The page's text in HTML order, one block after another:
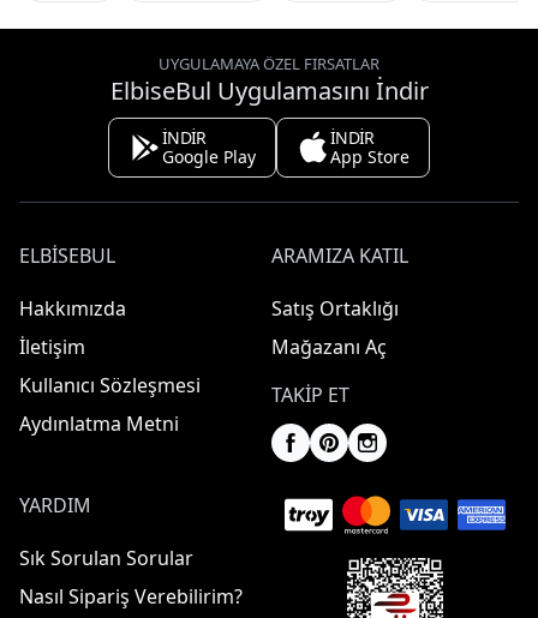
UYGULAMAYA ÖZEL FIRSATLAR
ElbiseBul Uygulamasını İndir
İNDİR
Google Play
İNDİR
App Store
ELBISEBUL
Hakkımızda
İletişim
Kullanıcı Sözleşmesi
Aydınlatma Metni
ARAMIZA KATIL
Satış Ortaklığı
Mağazanı Aç
TAKIP ET
YARDIM
Sık Sorulan Sorular
Nasıl Sipariş Verebilirim?